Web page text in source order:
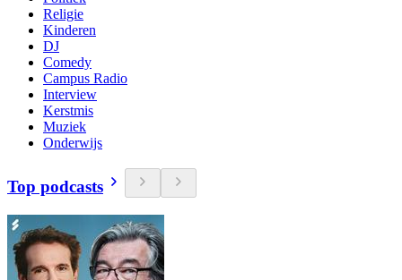
Religie
Kinderen
DJ
Comedy
Campus Radio
Interview
Kerstmis
Muziek
Onderwijs
Top podcasts